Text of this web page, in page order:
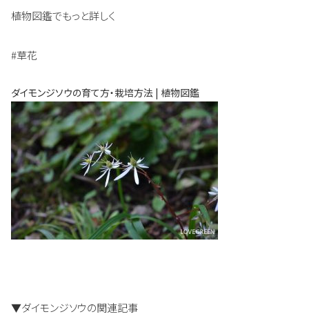
植物図鑑でもっと詳しく
#草花
ダイモンジソウの育て方・栽培方法 | 植物図鑑
▼ダイモンジソウの関連記事